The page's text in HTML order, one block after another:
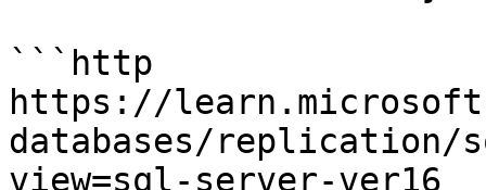
```http
https://
databases/
view=sql-server-ver16